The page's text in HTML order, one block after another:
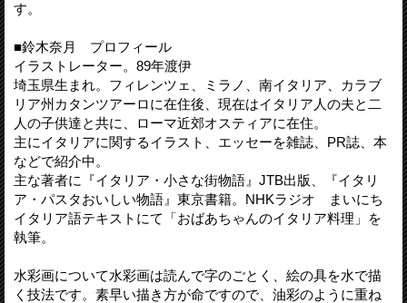
す。
■鈴木奈月 プロフィール
イラストレーター。89年渡伊
埼玉県生まれ。フィレンツェ、ミラノ、南イタリア、カラブ
リア州カタンツアーロに在住後、現在はイタリア人の夫と二
人の子供達と共に、ローマ近郊オスティアに在住。
主にイタリアに関するイラスト、エッセーを雑誌、PR誌、本
などで紹介中。
主な著者に『イタリア・小さな街物語』JTB出版、『イタリ
ア・パスタおいしい物語』東京書籍。NHKラジオ まいにち
イタリア語テキストにて「おばあちゃんのイタリア料理」を
執筆。
水彩画について水彩画は読んで字のごとく、絵の具を水で描
く技法です。素早い描き方が命ですので、油彩のように重ね